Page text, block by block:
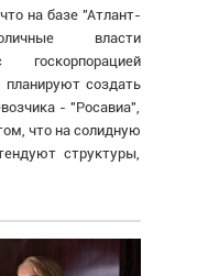
на базе "Атлант-
власти
планируют создать
- "Росавиа",
что на солидную
структуры,